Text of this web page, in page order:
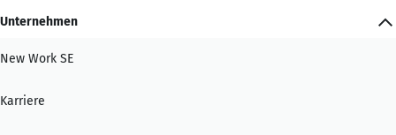
Unternehmen
New Work SE
Karriere